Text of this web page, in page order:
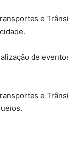
e
de
e